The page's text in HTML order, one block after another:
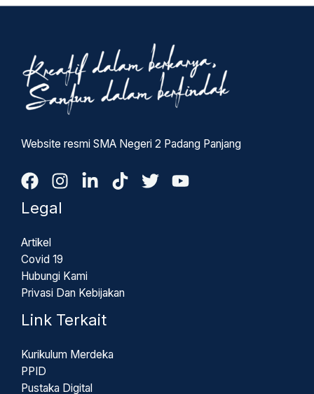
Website resmi SMA Negeri 2 Padang Panjang
Legal
Artikel
Covid 19
Hubungi Kami
Privasi Dan Kebijakan
Link Terkait
Kurikulum Merdeka
PPID
Pustaka Digital